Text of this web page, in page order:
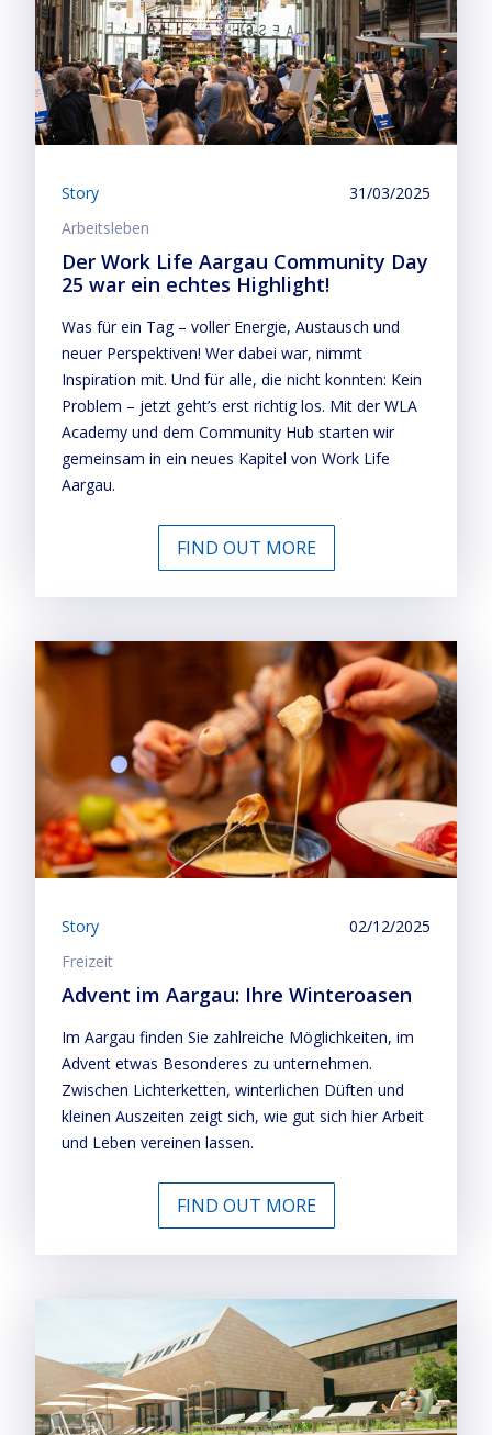
Story
31/03/2025
Arbeitsleben
Der Work Life Aargau Community Day
25 war ein echtes Highlight!
Was für ein Tag – voller Energie, Austausch und
neuer Perspektiven! Wer dabei war, nimmt
Inspiration mit. Und für alle, die nicht konnten: Kein
Problem – jetzt geht’s erst richtig los. Mit der WLA
Academy und dem Community Hub starten wir
gemeinsam in ein neues Kapitel von Work Life
Aargau.
FIND OUT MORE
Story
02/12/2025
Freizeit
Advent im Aargau: Ihre Winteroasen
Im Aargau finden Sie zahlreiche Möglichkeiten, im
Advent etwas Besonderes zu unternehmen.
Zwischen Lichterketten, winterlichen Düften und
kleinen Auszeiten zeigt sich, wie gut sich hier Arbeit
und Leben vereinen lassen.
FIND OUT MORE